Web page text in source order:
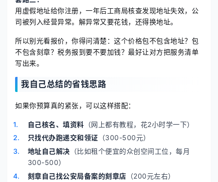
用虚假地址给你注册，一年后工商局核查发现地址失效，公
司被列入经营异常。解异常又要花钱，还得换地址。
所以别光看报价，你得问清楚：这个价格包不包含地址？包
不包含刻章？税务报到要不要加钱？最好让对方把服务清单
写出来。
我自己总结的省钱思路
如果你预算真的紧张，可以这样搭配：
自己核名、填资料 （网上都有教程，花2小时学一下）
只找代办跑递交和领证 （300-500元）
地址自己解决 （比如租个便宜的众创空间工位，每月
300-500）
刻章自己找公安局备案的刻章店 （200元左右）